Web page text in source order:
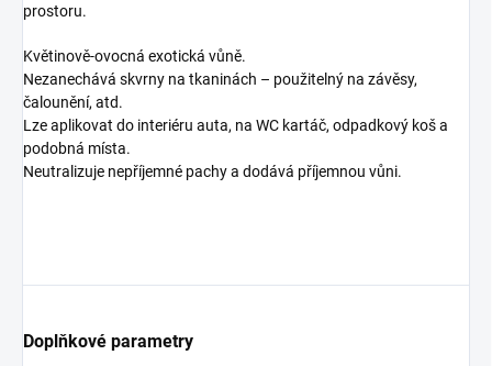
prostoru.
Květinově-ovocná exotická vůně.
Nezanechává skvrny na tkaninách – použitelný na závěsy,
čalounění, atd.
Lze aplikovat do interiéru auta, na WC kartáč, odpadkový koš a
podobná místa.
Neutralizuje nepříjemné pachy a dodává příjemnou vůni.
Doplňkové parametry